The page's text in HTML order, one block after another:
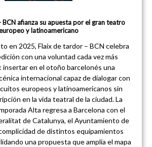
afianza su apuesta por el gran teatro
y latinoamericano
en 2025, Flaix de tardor – BCN celebra
con una voluntad cada vez más
insertar en el otoño barcelonés una
internacional capaz de dialogar con
europeos y latinoamericanos sin
en la vida teatral de la ciudad. La
Alta regresa a Barcelona con el
de Catalunya, el Ayuntamiento de
de distintos equipamientos
una propuesta que amplía el mapa